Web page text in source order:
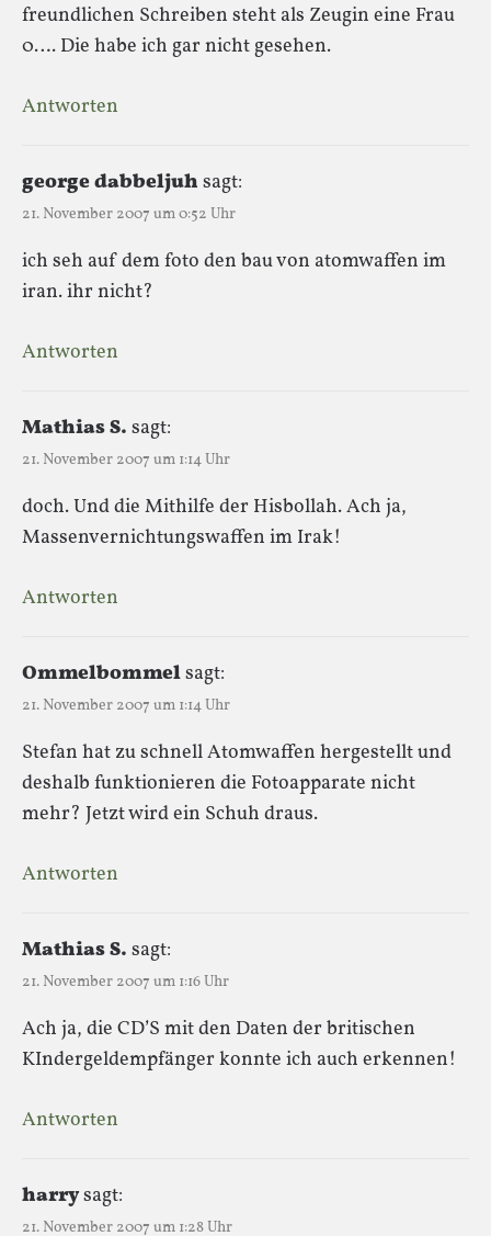
freundlichen Schreiben steht als Zeugin eine Frau
0…. Die habe ich gar nicht gesehen.
Antworten
george dabbeljuh sagt:
21. November 2007 um 0:52 Uhr
ich seh auf dem foto den bau von atomwaffen im
iran. ihr nicht?
Antworten
Mathias S. sagt:
21. November 2007 um 1:14 Uhr
doch. Und die Mithilfe der Hisbollah. Ach ja,
Massenvernichtungswaffen im Irak!
Antworten
Ommelbommelsagt:
21. November 2007 um 1:14 Uhr
Stefan hat zu schnell Atomwaffen hergestellt und
deshalb funktionieren die Fotoapparate nicht
mehr? Jetzt wird ein Schuh draus.
Antworten
Mathias S. sagt:
21. November 2007 um 1:16 Uhr
Ach ja, die CD’S mit den Daten der britischen
KIndergeldempfänger konnte ich auch erkennen!
Antworten
harrysagt:
21. November 2007 um 1:28 Uhr